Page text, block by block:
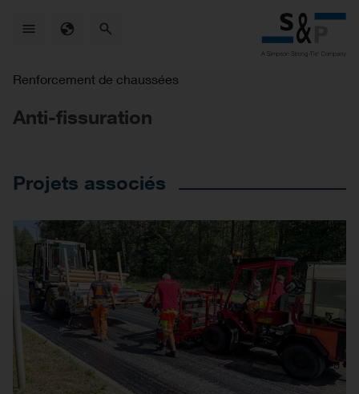
Renforcement de chaussées
Anti-fissuration
Projets associés